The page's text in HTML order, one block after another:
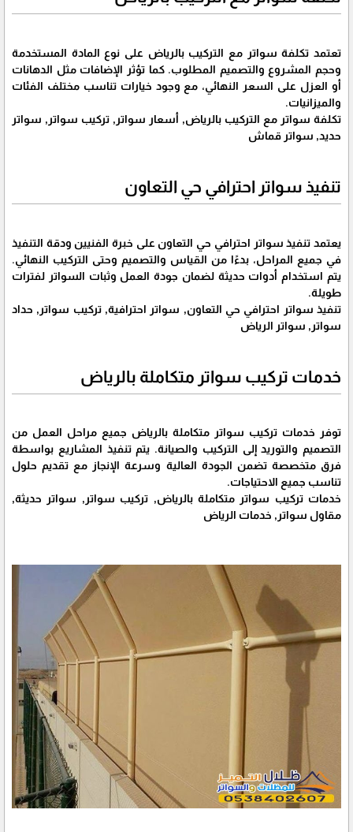
تعتمد تكلفة سواتر مع التركيب بالرياض على نوع المادة المستخدمة
وحجم المشروع والتصميم المطلوب. كما تؤثر الإضافات مثل الدهانات
أو العزل على السعر النهائي، مع وجود خيارات تناسب مختلف الفئات
والميزانيات.
تكلفة سواتر مع التركيب بالرياض, أسعار سواتر, تركيب سواتر, سواتر
حديد, سواتر قماش
تنفيذ سواتر احترافي حي التعاون
يعتمد تنفيذ سواتر احترافي حي التعاون على خبرة الفنيين ودقة التنفيذ
في جميع المراحل، بدءًا من القياس والتصميم وحتى التركيب النهائي.
يتم استخدام أدوات حديثة لضمان جودة العمل وثبات السواتر لفترات
طويلة.
تنفيذ سواتر احترافي حي التعاون, سواتر احترافية, تركيب سواتر, حداد
سواتر, سواتر الرياض
خدمات تركيب سواتر متكاملة بالرياض
توفر خدمات تركيب سواتر متكاملة بالرياض جميع مراحل العمل من
التصميم والتوريد إلى التركيب والصيانة. يتم تنفيذ المشاريع بواسطة
فرق متخصصة تضمن الجودة العالية وسرعة الإنجاز مع تقديم حلول
تناسب جميع الاحتياجات.
خدمات تركيب سواتر متكاملة بالرياض, تركيب سواتر, سواتر حديثة,
مقاول سواتر, خدمات الرياض